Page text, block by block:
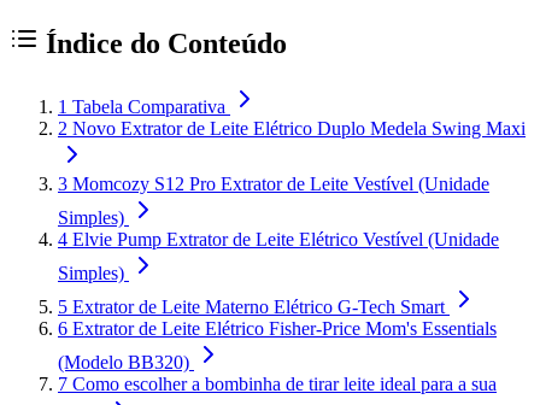
Índice do Conteúdo
1 Tabela Comparativa
2 Novo Extrator de Leite Elétrico Duplo Medela Swing Maxi
3 Momcozy S12 Pro Extrator de Leite Vestível (Unidade
Simples)
4 Elvie Pump Extrator de Leite Elétrico Vestível (Unidade
Simples)
5 Extrator de Leite Materno Elétrico G-Tech Smart
6 Extrator de Leite Elétrico Fisher-Price Mom's Essentials
(Modelo BB320)
7 Como escolher a bombinha de tirar leite ideal para a sua